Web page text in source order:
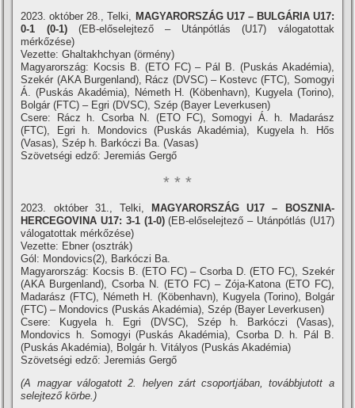
2023. október 28., Telki, MAGYARORSZÁG U17 – BULGÁRIA U17:
0-1 (0-1)(EB-előselejtező – Utánpótlás (U17) válogatottak
mérkőzése)
Vezette: Ghaltakhchyan (örmény)
Magyarország: Kocsis B. (ETO FC) – Pál B. (Puskás Akadémia),
Szekér (AKA Burgenland), Rácz (DVSC) – Kostevc (FTC), Somogyi
Á. (Puskás Akadémia), Németh H. (Köbenhavn), Kugyela (Torino),
Bolgár (FTC) – Egri (DVSC), Szép (Bayer Leverkusen)
Csere: Rácz h. Csorba N. (ETO FC), Somogyi Á. h. Madarász
(FTC), Egri h. Mondovics (Puskás Akadémia), Kugyela h. Hős
(Vasas), Szép h. Barkóczi Ba. (Vasas)
Szövetségi edző: Jeremiás Gergő
* * *
2023. október 31., Telki,
MAGYARORSZÁG U17 – BOSZNIA-
HERCEGOVINA U17: 3-1 (1-0)(EB-előselejtező – Utánpótlás (U17)
válogatottak mérkőzése)
Vezette: Ebner (osztrák)
Gól: Mondovics(2), Barkóczi Ba.
Magyarország: Kocsis B. (ETO FC) – Csorba D. (ETO FC), Szekér
(AKA Burgenland), Csorba N. (ETO FC) – Zója-Katona (ETO FC),
Madarász (FTC), Németh H. (Köbenhavn), Kugyela (Torino), Bolgár
(FTC) – Mondovics (Puskás Akadémia), Szép (Bayer Leverkusen)
Csere: Kugyela h. Egri (DVSC), Szép h. Barkóczi (Vasas),
Mondovics h. Somogyi (Puskás Akadémia), Csorba D. h. Pál B.
(Puskás Akadémia), Bolgár h. Vitályos (Puskás Akadémia)
Szövetségi edző: Jeremiás Gergő
(A magyar válogatott 2. helyen zárt csoportjában, továbbjutott a
selejtező körbe.)